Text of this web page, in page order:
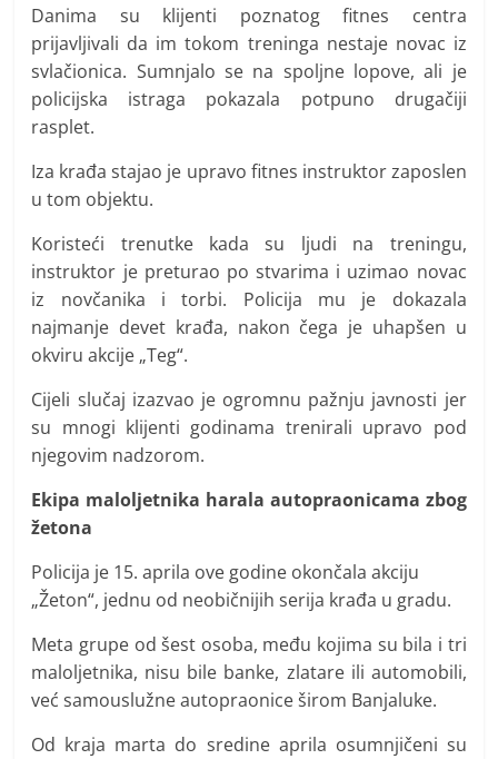
Danima su klijenti poznatog fitnes centra
prijavljivali da im tokom treninga nestaje novac iz
svlačionica. Sumnjalo se na spoljne lopove, ali je
policijska istraga pokazala potpuno drugačiji
rasplet.
Iza krađa stajao je upravo fitnes instruktor zaposlen
u tom objektu.
Koristeći trenutke kada su ljudi na treningu,
instruktor je preturao po stvarima i uzimao novac
iz novčanika i torbi. Policija mu je dokazala
najmanje devet krađa, nakon čega je uhapšen u
okviru akcije „Teg“.
Cijeli slučaj izazvao je ogromnu pažnju javnosti jer
su mnogi klijenti godinama trenirali upravo pod
njegovim nadzorom.
Ekipa maloljetnika harala autopraonicama zbog
žetona
Policija je 15. aprila ove godine okončala akciju
„Žeton“, jednu od neobičnijih serija krađa u gradu.
Meta grupe od šest osoba, među kojima su bila i tri
maloljetnika, nisu bile banke, zlatare ili automobili,
već samouslužne autopraonice širom Banjaluke.
Od kraja marta do sredine aprila osumnjičeni su